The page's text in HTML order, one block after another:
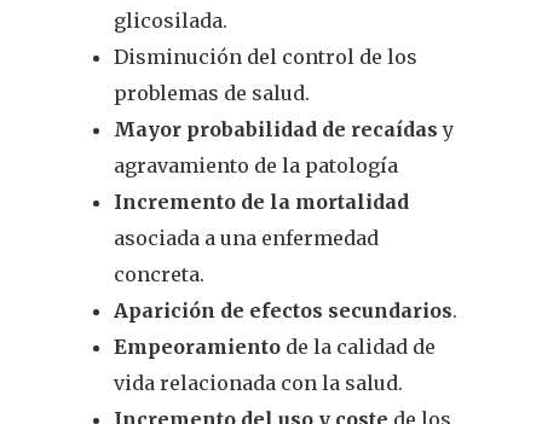
glicosilada.
Disminución del control de los
problemas de salud.
Mayor probabilidad de recaídas y
agravamiento de la patología
Incremento de la mortalidad
asociada a una enfermedad
concreta.
Aparición de efectos secundarios.
Empeoramiento de la calidad de
vida relacionada con la salud.
Incremento del uso y coste de los